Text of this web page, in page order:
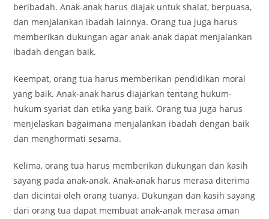
beribadah. Anak-anak harus diajak untuk shalat, berpuasa,
dan menjalankan ibadah lainnya. Orang tua juga harus
memberikan dukungan agar anak-anak dapat menjalankan
ibadah dengan baik.
Keempat, orang tua harus memberikan pendidikan moral
yang baik. Anak-anak harus diajarkan tentang hukum-
hukum syariat dan etika yang baik. Orang tua juga harus
menjelaskan bagaimana menjalankan ibadah dengan baik
dan menghormati sesama.
Kelima, orang tua harus memberikan dukungan dan kasih
sayang pada anak-anak. Anak-anak harus merasa diterima
dan dicintai oleh orang tuanya. Dukungan dan kasih sayang
dari orang tua dapat membuat anak-anak merasa aman